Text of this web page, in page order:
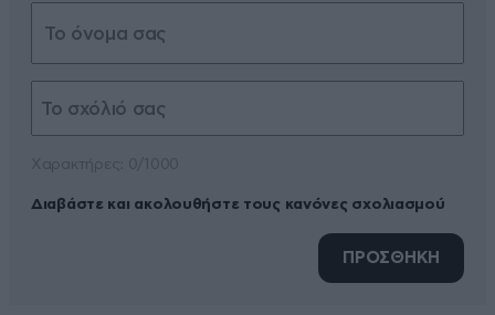
Διαβάστε και ακολουθήστε τους κανόνες σχολιασμού
ΠΡΟΣΘΗΚΗ